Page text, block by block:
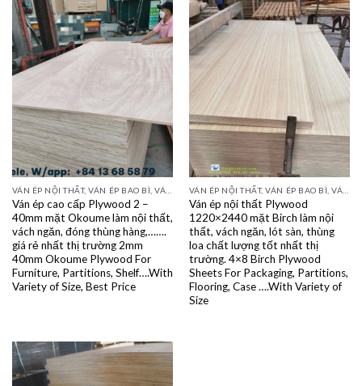
VÁN ÉP NỘI THẤT, VÁN ÉP BAO BÌ, VÁN SOFA, PALLETS, VÁN SẺ THANH LVL
Ván ép cao cấp Plywood 2 –
40mm mặt Okoume làm nội thất,
vách ngăn, đóng thùng hàng,…….
giá rẻ nhất thị trường 2mm
40mm Okoume Plywood For
Furniture, Partitions, Shelf….With
Variety of Size, Best Price
VÁN ÉP NỘI THẤT, VÁN ÉP BAO BÌ, VÁN SOFA, PALLETS, VÁN SẺ THANH LVL
Ván ép nội thất Plywood
1220×2440 mặt Birch làm nội
thất, vách ngăn, lót sàn, thùng
loa chất lượng tốt nhất thị
trường. 4×8 Birch Plywood
Sheets For Packaging, Partitions,
Flooring, Case ….With Variety of
Size